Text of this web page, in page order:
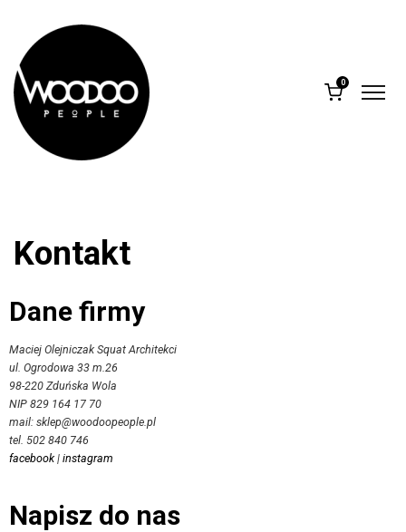
0
Kontakt
Dane firmy
Maciej Olejniczak Squat Architekci
ul. Ogrodowa 33 m.26
98-220 Zduńska Wola
NIP 829 164 17 70
mail: sklep@woodoopeople.pl
tel. 502 840 746
facebook | instagram
Napisz do nas